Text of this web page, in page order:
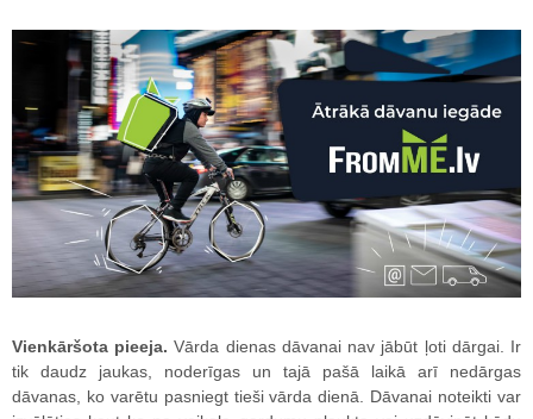
Vienkāršota pieeja. Vārda dienas dāvanai nav jābūt ļoti dārgai. Ir
tik daudz jaukas, noderīgas un tajā pašā laikā arī nedārgas
dāvanas, ko varētu pasniegt tieši vārda dienā. Dāvanai noteikti var